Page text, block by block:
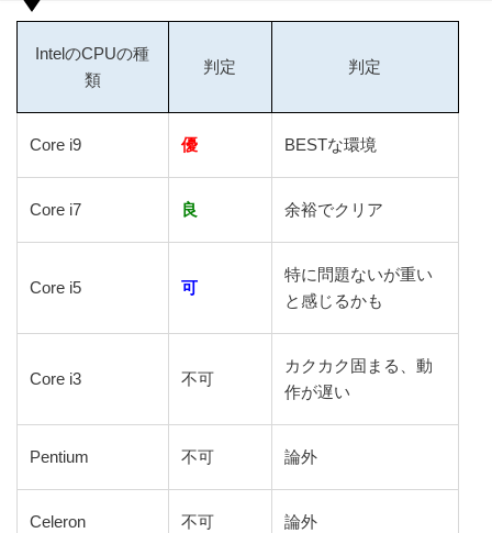
IntelのCPUの種
類
判定 判定
Core i9 優 BESTな環境
Core i7 良 余裕でクリア
Core i5 可
特に問題ないが重い
と感じるかも
Core i3 不可
カクカク固まる、動
作が遅い
Pentium 不可 論外
Celeron 不可 論外